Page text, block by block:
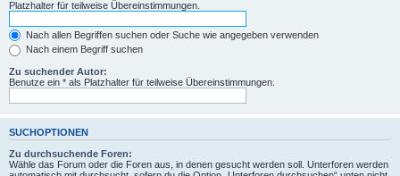
Platzhalter für teilweise Übereinstimmungen.
Nach allen Begriffen suchen oder Suche wie angegeben verwenden
Nach einem Begriff suchen
Zu suchender Autor:
Benutze ein * als Platzhalter für teilweise Übereinstimmungen.
SUCHOPTIONEN
Zu durchsuchende Foren:
Wähle das Forum oder die Foren aus, in denen gesucht werden soll. Unterforen werden